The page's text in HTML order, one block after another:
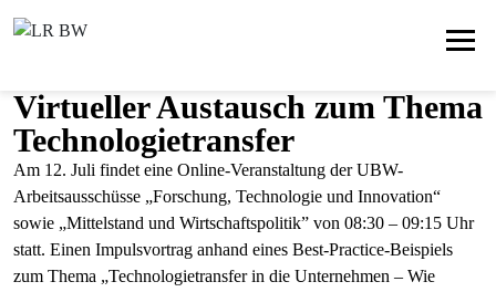
Virtueller Austausch zum Thema
Technologietransfer
Am 12. Juli findet eine Online-Veranstaltung der UBW-
Arbeitsausschüsse „Forschung, Technologie und Innovation“
sowie „Mittelstand und Wirtschaftspolitik” von 08:30 – 09:15 Uhr
statt. Einen Impulsvortrag anhand eines Best-Practice-Beispiels
zum Thema „Technologietransfer in die Unternehmen – Wie